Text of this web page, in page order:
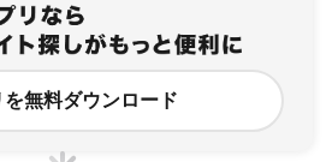
を無料ダウンロード